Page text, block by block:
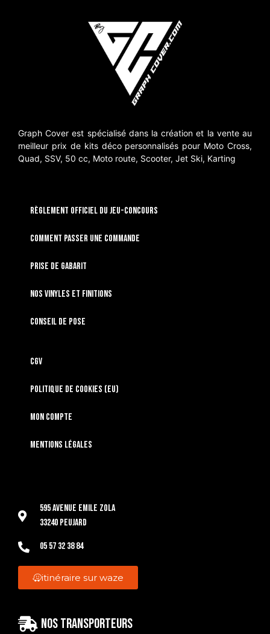
Graph Cover est spécialisé dans la création et la vente au
meilleur prix de kits déco personnalisés pour Moto Cross,
Quad, SSV, 50 cc, Moto route, Scooter, Jet Ski, Karting
RÈGLEMENT OFFICIEL DU JEU-CONCOURS
Comment passer une commande
Prise de gabarit
Nos vinyles et finitions
Conseil de pose
CGV
Politique de cookies (EU)
Mon compte
Mentions légales
595 Avenue Emile Zola
33240 Peujard
05 57 32 38 84
itinéraire sur waze
Nos transporteurs